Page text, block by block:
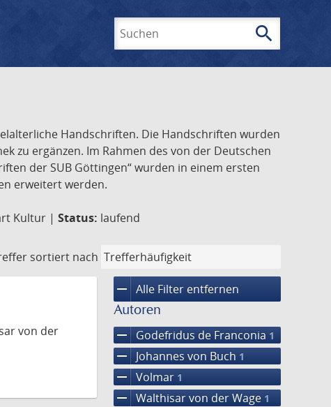
search
Handschriften. Die Handschriften wurden
zu ergänzen. Im Rahmen des von der Deutschen
der SUB Göttingen“ wurden in einem ersten
erweitert werden.
Kultur | Status: laufend
sortiert nach
remove Alle Filter entfernen
Autoren
remove Godefridus de Franconia 1
remove Johannes von Buch 1
remove Volmar 1
remove Walthisar von der Wage 1
von der